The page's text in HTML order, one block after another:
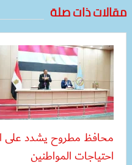
مقالات ذات صلة
محافظ مطروح يشدد على
احتياجات المواطنين